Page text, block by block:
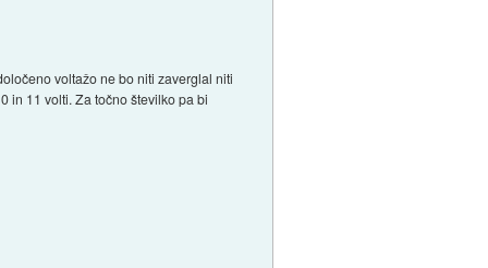
voltažo ne bo niti zaverglal niti
in 11 volti. Za točno številko pa bi